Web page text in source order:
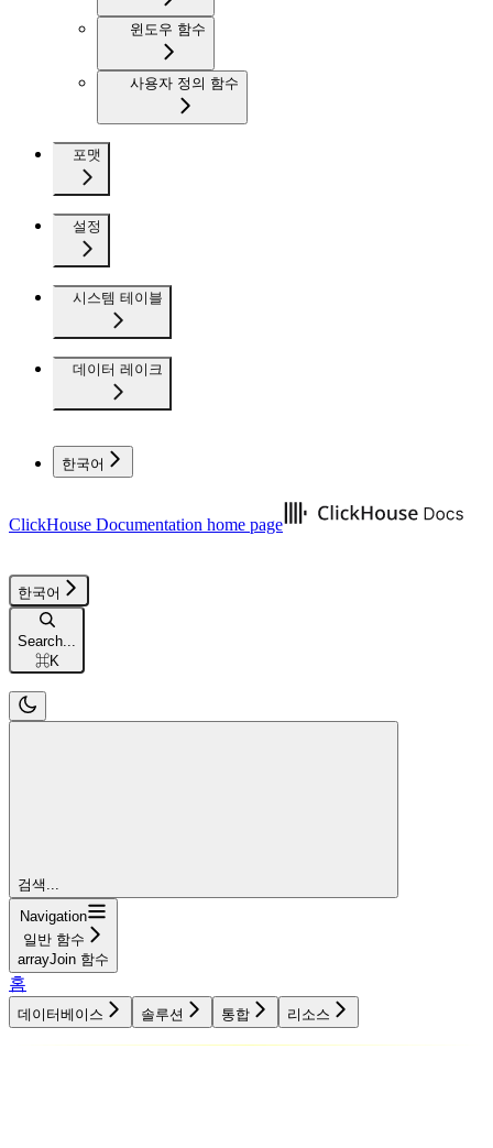
윈도우 함수
사용자 정의 함수
포맷
설정
시스템 테이블
데이터 레이크
한국어
ClickHouse Documentation home page
한국어
Search...
⌘K
검색...
Navigation
일반 함수
arrayJoin 함수
홈
데이터베이스 솔루션 통합 리소스